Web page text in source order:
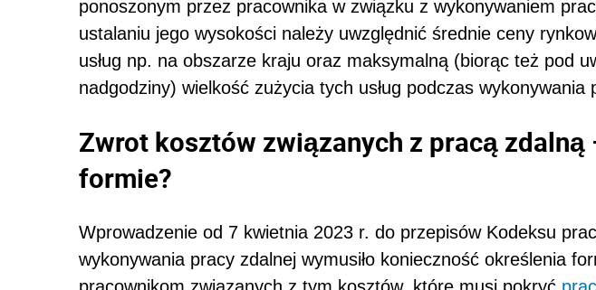
ponoszonym przez pracownika w związku z wykonywaniem
ustalaniu jego wysokości należy uwzględnić średnie ceny
usług np. na obszarze kraju oraz maksymalną (biorąc też pod
nadgodziny) wielkość zużycia tych usług podczas wykonywania
Zwrot kosztów związanych z pracą zdalną
formie?
Wprowadzenie od 7 kwietnia 2023 r. do przepisów Kodeksu
wykonywania pracy zdalnej wymusiło konieczność określenia
pracownikom związanych z tym kosztów, które musi pokryć